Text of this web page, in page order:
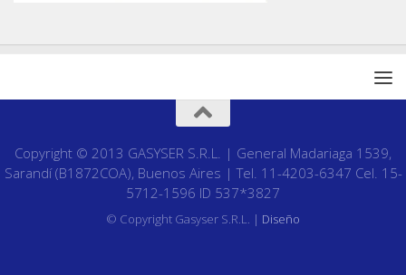
Copyright © 2013 GASYSER S.R.L. | General Madariaga 1539,
Sarandí (B1872COA), Buenos Aires | Tel. 11-4203-6347 Cel. 15-
5712-1596 ID 537*3827
© Copyright Gasyser S.R.L. | Diseño